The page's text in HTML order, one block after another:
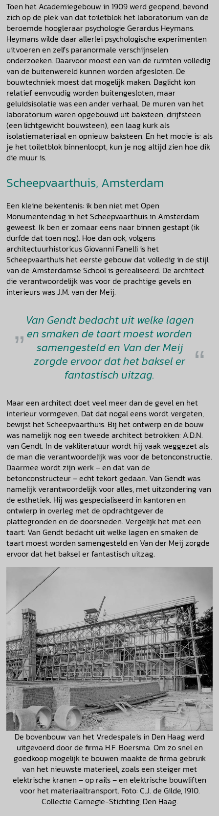
Toen het Academiegebouw in 1909 werd geopend, bevond
zich op de plek van dat toiletblok het laboratorium van de
beroemde hoogleraar psychologie Gerardus Heymans.
Heymans wilde daar allerlei psychologische experimenten
uitvoeren en zelfs paranormale verschijnselen
onderzoeken. Daarvoor moest een van de ruimten volledig
van de buitenwereld kunnen worden afgesloten. De
bouwtechniek moest dat mogelijk maken. Daglicht kon
relatief eenvoudig worden buitengesloten, maar
geluidsisolatie was een ander verhaal. De muren van het
laboratorium waren opgebouwd uit baksteen, drijfsteen
(een lichtgewicht bouwsteen), een laag kurk als
isolatiemateriaal en opnieuw baksteen. En het mooie is: als
je het toiletblok binnenloopt, kun je nog altijd zien hoe dik
die muur is.
Scheepvaarthuis, Amsterdam
Een kleine bekentenis: ik ben niet met Open
Monumentendag in het Scheepvaarthuis in Amsterdam
geweest. Ik ben er zomaar eens naar binnen gestapt (ik
durfde dat toen nog). Hoe dan ook, volgens
architectuurhistoricus Giovanni Fanelli is het
Scheepvaarthuis het eerste gebouw dat volledig in de stijl
van de Amsterdamse School is gerealiseerd. De architect
die verantwoordelijk was voor de prachtige gevels en
interieurs was J.M. van der Meij.
Van Gendt bedacht uit welke lagen
en smaken de taart moest worden
samengesteld en Van der Meij
zorgde ervoor dat het baksel er
fantastisch uitzag.
Maar een architect doet veel meer dan de gevel en het
interieur vormgeven. Dat dat nogal eens wordt vergeten,
bewijst het Scheepvaarthuis. Bij het ontwerp en de bouw
was namelijk nog een tweede architect betrokken: A.D.N.
van Gendt. In de vakliteratuur wordt hij vaak weggezet als
de man die verantwoordelijk was voor de betonconstructie.
Daarmee wordt zijn werk – en dat van de
betonconstructeur – echt tekort gedaan. Van Gendt was
namelijk verantwoordelijk voor alles, met uitzondering van
de esthetiek. Hij was gespecialiseerd in kantoren en
ontwierp in overleg met de opdrachtgever de
plattegronden en de doorsneden. Vergelijk het met een
taart: Van Gendt bedacht uit welke lagen en smaken de
taart moest worden samengesteld en Van der Meij zorgde
ervoor dat het baksel er fantastisch uitzag.
De bovenbouw van het Vredespaleis in Den Haag werd
uitgevoerd door de firma H.F. Boersma. Om zo snel en
goedkoop mogelijk te bouwen maakte de firma gebruik
van het nieuwste materieel, zoals een steiger met
elektrische kranen – op rails – en elektrische bouwliften
voor het materiaaltransport. Foto: C.J. de Gilde, 1910.
Collectie Carnegie-Stichting, Den Haag.